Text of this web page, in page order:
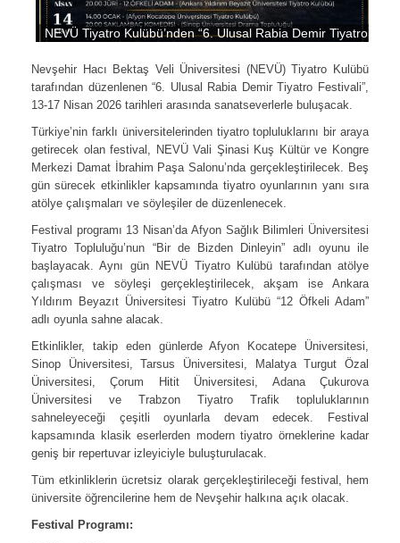
NEVÜ Tiyatro Kulübü’nden “6. Ulusal Rabia Demir Tiyatro
Nevşehir Hacı Bektaş Veli Üniversitesi (NEVÜ) Tiyatro Kulübü
tarafından düzenlenen “6. Ulusal Rabia Demir Tiyatro Festivali”,
13-17 Nisan 2026 tarihleri arasında sanatseverlerle buluşacak.
Türkiye’nin farklı üniversitelerinden tiyatro topluluklarını bir araya
getirecek olan festival, NEVÜ Vali Şinasi Kuş Kültür ve Kongre
Merkezi Damat İbrahim Paşa Salonu’nda gerçekleştirilecek. Beş
gün sürecek etkinlikler kapsamında tiyatro oyunlarının yanı sıra
atölye çalışmaları ve söyleşiler de düzenlenecek.
Festival programı 13 Nisan’da Afyon Sağlık Bilimleri Üniversitesi
Tiyatro Topluluğu’nun “Bir de Bizden Dinleyin” adlı oyunu ile
başlayacak. Aynı gün NEVÜ Tiyatro Kulübü tarafından atölye
çalışması ve söyleşi gerçekleştirilecek, akşam ise Ankara
Yıldırım Beyazıt Üniversitesi Tiyatro Kulübü “12 Öfkeli Adam”
adlı oyunla sahne alacak.
Etkinlikler, takip eden günlerde Afyon Kocatepe Üniversitesi,
Sinop Üniversitesi, Tarsus Üniversitesi, Malatya Turgut Özal
Üniversitesi, Çorum Hitit Üniversitesi, Adana Çukurova
Üniversitesi ve Trabzon Tiyatro Trafik topluluklarının
sahneleyeceği çeşitli oyunlarla devam edecek. Festival
kapsamında klasik eserlerden modern tiyatro örneklerine kadar
geniş bir repertuvar izleyiciyle buluşturulacak.
Tüm etkinliklerin ücretsiz olarak gerçekleştirileceği festival, hem
üniversite öğrencilerine hem de Nevşehir halkına açık olacak.
Festival Programı: